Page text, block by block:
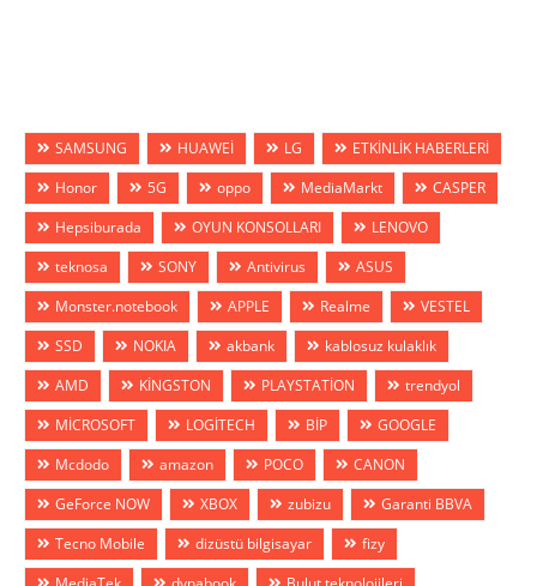
SAMSUNG HUAWEİ LG
ETKİNLİK HABERLERİ
Honor
5G oppo MediaMarkt
CASPER
Hepsiburada
OYUN KONSOLLARI
LENOVO
teknosa
SONY Antivirus
ASUS
Monster.notebook
APPLE Realme
VESTEL
SSD
NOKIA akbank
kablosuz kulaklık
AMD
KİNGSTON PLAYSTATİON
trendyol
MİCROSOFT
LOGİTECH BİP
GOOGLE
Mcdodo
amazon POCO
CANON
GeForce NOW
XBOX zubizu
Garanti BBVA
Tecno Mobile
dizüstü bilgisayar
fizy